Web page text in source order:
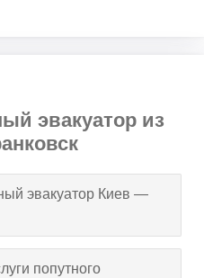
эвакуатор из
эвакуатор Киев —
попутного